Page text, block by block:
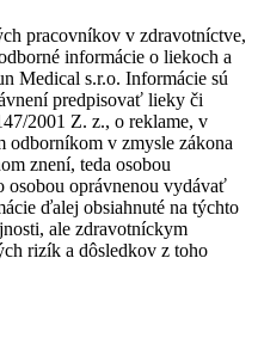
dialyzačnú starostlivosť
na Slovensku. Viac
stredísk.
​v B. Braun. Vyhľadajte náš
na Slovensku.​
pracovníkov v zdravotníctve,
informácie o liekoch a
Medical s.r.o. Informácie sú
predpisovať lieky či
2001 Z. z., o reklame, v
odborníkom v zmysle zákona
znení, teda osobou
osobou oprávnenou vydávať
ďalej obsiahnuté na týchto
ale zdravotníckym
rizík a dôsledkov z toho